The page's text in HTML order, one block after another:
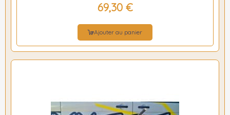
69,30 €
Ajouter au panier